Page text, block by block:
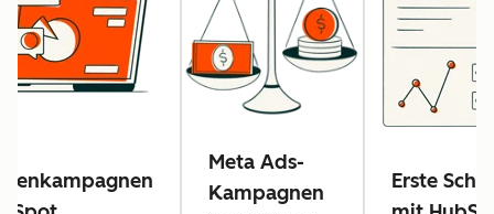
Meta Ads-
Kampagnen
Erste